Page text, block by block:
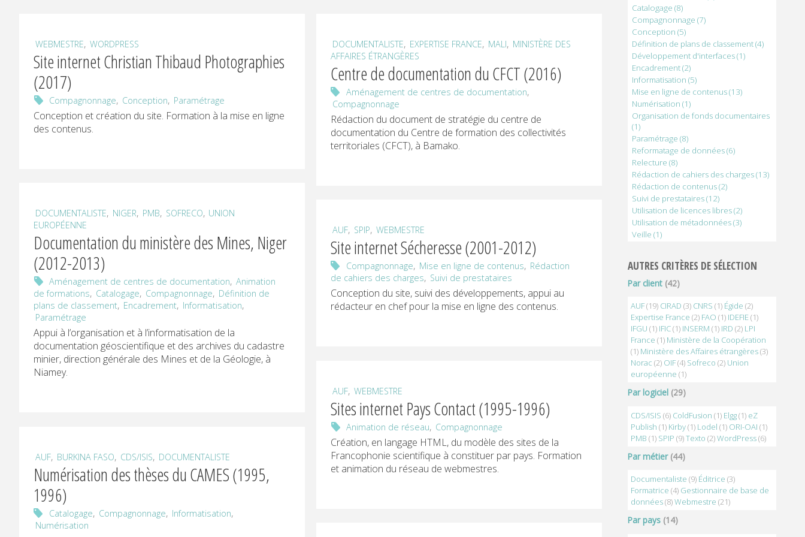
P
O
U
R
E
et
communication
numériques
WEBMESTRE, WORDPRESS
Site internet Christian Thibaud Photographies
(2017)
Compagnonnage, Conception, Paramétrage
Conception et création du site. Formation à la mise en ligne
des contenus.
DOCUMENTALISTE, EXPERTISE FRANCE, MALI, MINISTÈRE DES
AFFAIRES ÉTRANGÈRES
Centre de documentation du CFCT (2016)
Aménagement de centres de documentation,
Compagnonnage
Rédaction du document de stratégie du centre de
documentation du Centre de formation des collectivités
territoriales (CFCT), à Bamako.
DOCUMENTALISTE, NIGER, PMB, SOFRECO, UNION
EUROPÉENNE
Documentation du ministère des Mines, Niger
(2012-2013)
Aménagement de centres de documentation, Animation
de formations, Catalogage, Compagnonnage, Définition de
plans de classement, Encadrement, Informatisation,
Paramétrage
Appui à l’organisation et à l’informatisation de la
documentation géoscientifique et des archives du cadastre
minier, direction générale des Mines et de la Géologie, à
Niamey.
AUF, SPIP, WEBMESTRE
Site internet Sécheresse (2001-2012)
Compagnonnage, Mise en ligne de contenus, Rédaction
de cahiers des charges, Suivi de prestataires
Conception du site, suivi des développements, appui au
rédacteur en chef pour la mise en ligne des contenus.
AUF, WEBMESTRE
Sites internet Pays Contact (1995-1996)
Animation de réseau, Compagnonnage
Création, en langage HTML, du modèle des sites de la
Francophonie scientifique à constituer par pays. Formation
et animation du réseau de webmestres.
AUF, BURKINA FASO, CDS/ISIS, DOCUMENTALISTE
Numérisation des thèses du CAMES (1995,
1996)
Catalogage, Compagnonnage, Informatisation,
Numérisation
Catalogage (8)
Compagnonnage (7)
Conception (5)
Définition de plans de classement(4)
Développement d'interfaces(1)
Encadrement(2)
Informatisation (5)
Mise en ligne de contenus(13)
Numérisation (1)
Organisation de fonds documentaires
(1)
Paramétrage (8)
Reformatage de données(6)
Relecture (8)
Rédaction de cahiers des charges(13)
Rédaction de contenus(2)
Suivi de prestataires(12)
Utilisation de licences libres(2)
Utilisation de métadonnées(3)
Veille (1)
AUTRES CRITÈRES DE SÉLECTION
Par client (42)
AUF(19) CIRAD (3) CNRS (1) Égide (2)
Expertise France (2) FAO (1) IDEFIE(1)
IFGU (1) IFIC(1) INSERM (1) IRD (2) LPI
France (1) Ministère de la Coopération
(1) Ministère des Affaires étrangères(3)
Norac (2) OIF(4) Sofreco (2) Union
européenne (1)
Par logiciel (29)
CDS/ISIS (6) ColdFusion (1) Elgg(1) eZ
Publish (1) Kirby(1) Lodel (1) ORI-OAI (1)
PMB (1) SPIP (9)Texto (2)WordPress(6)
Par métier(44)
Documentaliste (9) Éditrice (3)
Formatrice (4) Gestionnaire de base de
données(8)Webmestre (21)
Par pays (14)